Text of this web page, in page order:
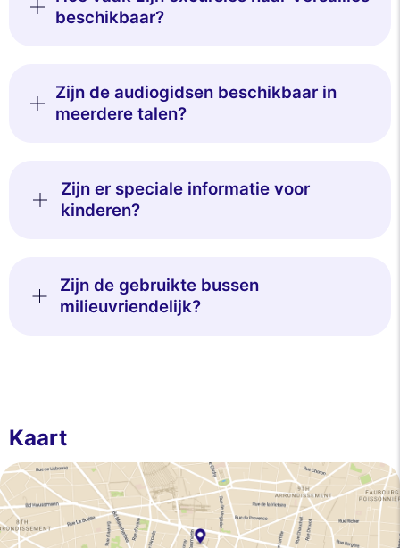
beschikbaar?
Zijn de audiogidsen beschikbaar in
meerdere talen?
Zijn er speciale informatie voor
kinderen?
Zijn de gebruikte bussen
milieuvriendelijk?
Kaart